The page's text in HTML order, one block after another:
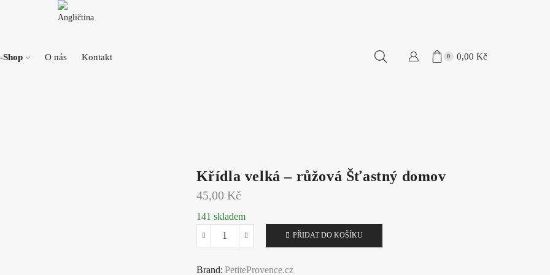
Shop O nás Kontakt 0 0,00 Kč
Křídla velká – růžová Šťastný domov
45,00 Kč
141 skladem
PŘIDAT DO KOŠÍKU
Brand: PetiteProvence.cz